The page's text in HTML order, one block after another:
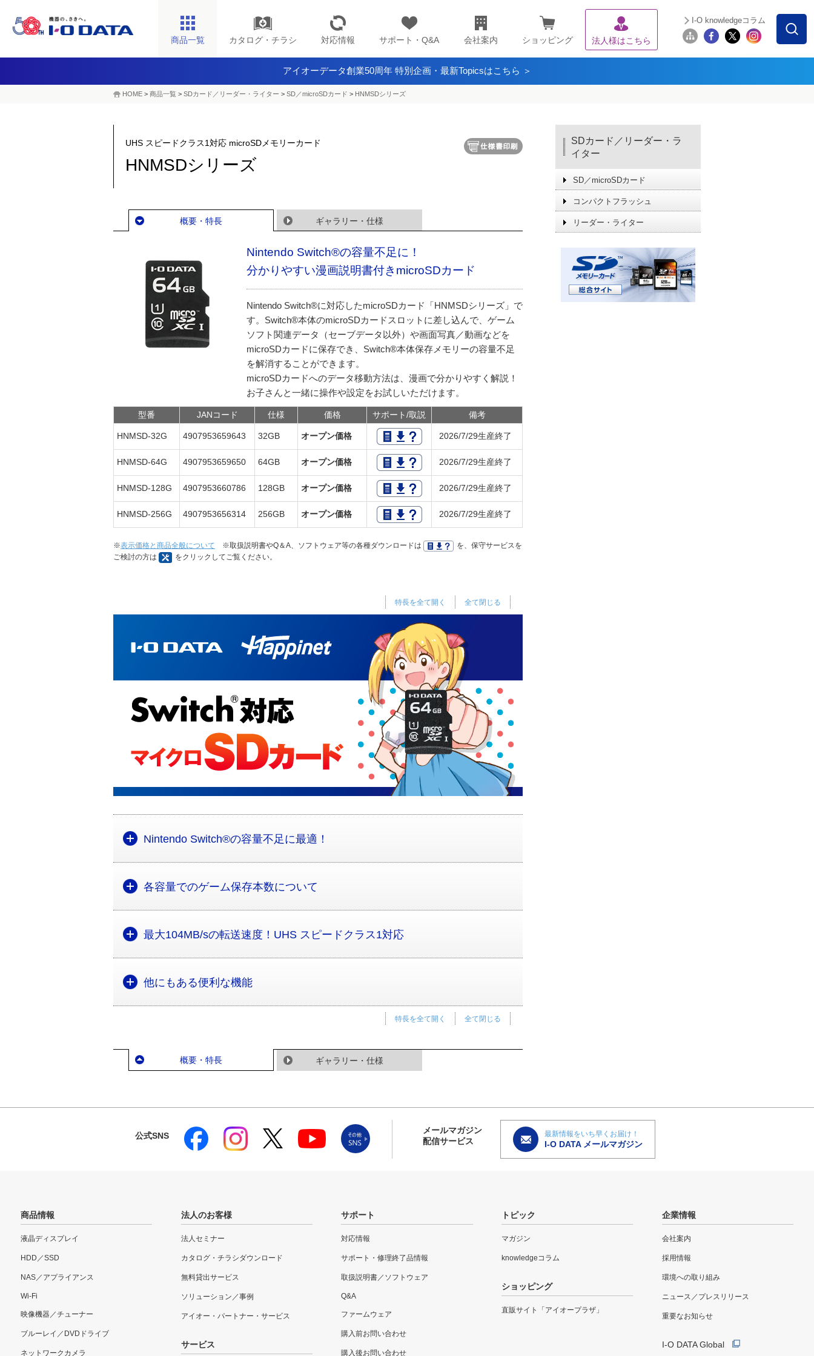
商品一覧 カタログ・チラシ 対応情報 サポート・Q&A 会社案内 ショッピング 法人様はこちら
I-O knowledgeコラム
アイオーデータ創業50周年 特別企画・最新Topicsはこちら ＞
HOME > 商品一覧 > SDカード／リーダー・ライター > SD／microSDカード > HNMSDシリーズ
UHS スピードクラス1対応 microSDメモリーカード
HNMSDシリーズ
概要・特長 ギャラリー・仕様
Nintendo Switch®の容量不足に！
分かりやすい漫画説明書付きmicroSDカード
Nintendo Switch®に対応したmicroSDカード「HNMSDシリーズ」で
す。Switch®本体のmicroSDカードスロットに差し込んで、ゲーム
ソフト関連データ（セーブデータ以外）や画面写真／動画などを
microSDカードに保存でき、Switch®本体保存メモリーの容量不足
を解消することができます。
microSDカードへのデータ移動方法は、漫画で分かりやすく解説！
お子さんと一緒に操作や設定をお試しいただけます。
型番 JANコード 仕様 価格 サポート/取説 備考
HNMSD-32G 4907953659643 32GB オープン価格 2026/7/29生産終了
HNMSD-64G 4907953659650 64GB オープン価格 2026/7/29生産終了
HNMSD-128G 4907953660786 128GB オープン価格 2026/7/29生産終了
HNMSD-256G 4907953656314 256GB オープン価格 2026/7/29生産終了
※表示価格と商品全般について ※取扱説明書やQ＆A、ソフトウェア等の各種ダウンロードは
を、保守サービスを
ご検討の方は
をクリックしてご覧ください。
全て閉じる
特長を全て開く
Nintendo Switch®の容量不足に最適！
各容量でのゲーム保存本数について
最大104MB/sの転送速度！UHS スピードクラス1対応
他にもある便利な機能
全て閉じる
特長を全て開く
概要・特長 ギャラリー・仕様
SDカード／リーダー・ラ
イター
SD／microSDカード
コンパクトフラッシュ
リーダー・ライター
公式SNS
メールマガジン
配信サービス
最新情報をいち早くお届け！
I-O DATA メールマガジン
商品情報
液晶ディスプレイ
HDD／SSD
NAS／アプライアンス
Wi-Fi
映像機器／チューナー
ブルーレイ／DVDドライブ
ネットワークカメラ
法人のお客様
法人セミナー
カタログ・チラシダウンロード
無料貸出サービス
ソリューション／事例
アイオー・パートナー・サービス
サービス
サポート
対応情報
サポート・修理終了品情報
取扱説明書／ソフトウェア
Q&A
ファームウェア
購入前お問い合わせ
購入後お問い合わせ
トピック
マガジン
knowledgeコラム
ショッピング
直販サイト「アイオープラザ」
企業情報
会社案内
採用情報
環境への取り組み
ニュース／プレスリリース
重要なお知らせ
I-O DATA Global